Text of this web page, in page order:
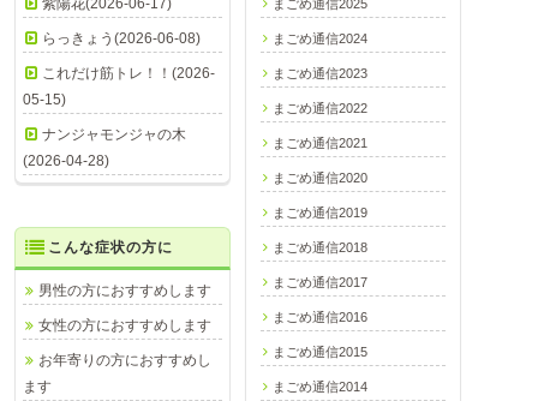
紫陽花(2026-06-17)
らっきょう(2026-06-08)
これだけ筋トレ！！(2026-
05-15)
ナンジャモンジャの木
(2026-04-28)
まごめ通信2025
まごめ通信2024
まごめ通信2023
まごめ通信2022
まごめ通信2021
まごめ通信2020
まごめ通信2019
まごめ通信2018
まごめ通信2017
まごめ通信2016
まごめ通信2015
まごめ通信2014
こんな症状の方に
男性の方におすすめします
女性の方におすすめします
お年寄りの方におすすめし
ます